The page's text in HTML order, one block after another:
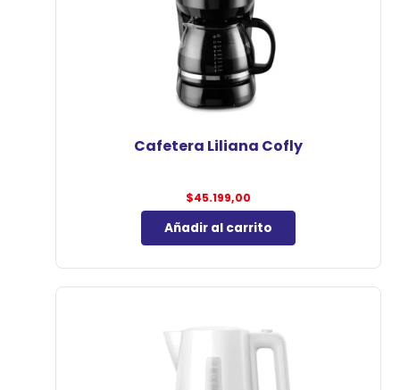
Cafetera Liliana Cofly
$45.199,00
Añadir al carrito